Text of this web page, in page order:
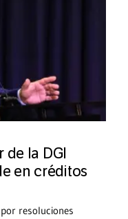
de la DGI
en créditos
resoluciones